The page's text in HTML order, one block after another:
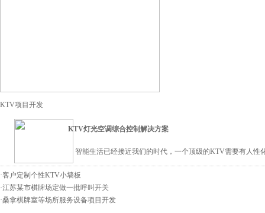
KTV项目开发
KTV灯光空调综合控制解决方案
智能生活已经接近我们的时代，一个顶级的KTV需要有人
·客户定制个性KTV小墙板
·江苏某市棋牌场定做一批呼叫开关
·桑拿棋牌室等场所服务设备项目开发